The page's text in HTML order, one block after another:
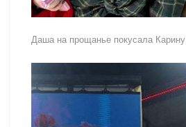
Даша на прощанье покусала Карину